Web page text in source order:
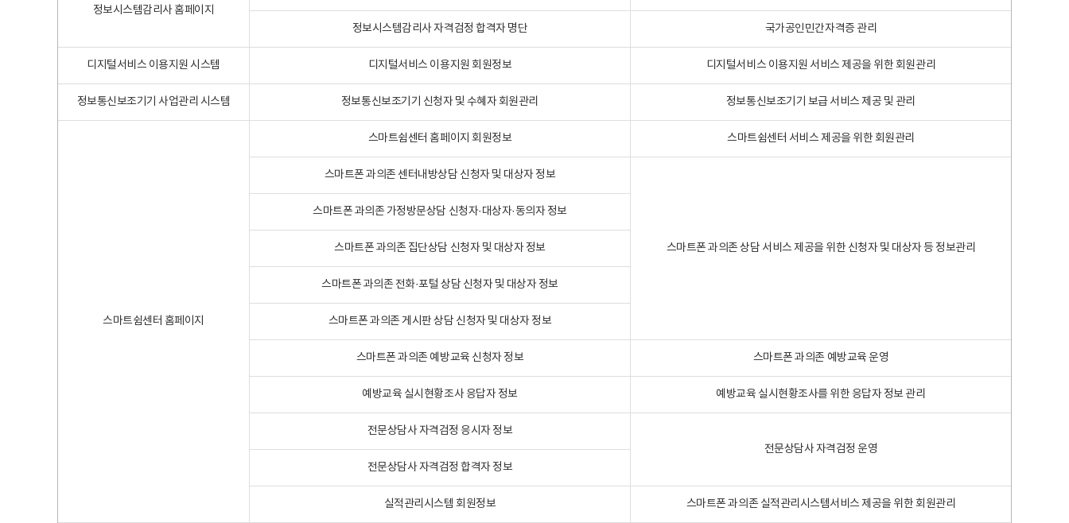
정보시스템감리사 홈페이지
정보시스템감리사 자격검정 합격자 명단 국가공인민간자격증 관리
디지털서비스 이용지원 시스템 디지털서비스 이용지원 회원정보 디지털서비스 이용지원 서비스 제공을 위한 회원관리
정보통신보조기기 사업관리 시스템 정보통신보조기기 신청자 및 수혜자 회원관리 정보통신보조기기 보급 서비스 제공 및 관리
스마트쉼센터 홈페이지
스마트쉼센터 홈페이지 회원정보 스마트쉼센터 서비스 제공을 위한 회원관리
스마트폰 과의존 센터내방상담 신청자 및 대상자 정보
스마트폰 과의존 상담 서비스 제공을 위한 신청자 및 대상자 등 정보관리
스마트폰 과의존 가정방문상담 신청자·대상자·동의자 정보
스마트폰 과의존 집단상담 신청자 및 대상자 정보
스마트폰 과의존 전화·포털 상담 신청자 및 대상자 정보
스마트폰 과의존 게시판 상담 신청자 및 대상자 정보
스마트폰 과의존 예방교육 신청자 정보 스마트폰 과의존 예방교육 운영
예방교육 실시현황조사 응답자 정보 예방교육 실시현황조사를 위한 응답자 정보 관리
전문상담사 자격검정 응시자 정보
전문상담사 자격검정 운영
전문상담사 자격검정 합격자 정보
실적관리시스템 회원정보 스마트폰 과의존 실적관리시스템서비스 제공을 위한 회원관리